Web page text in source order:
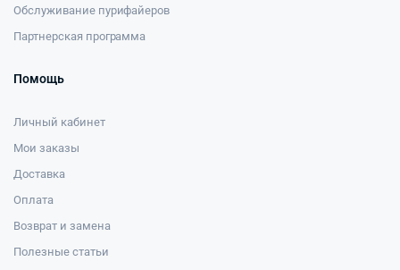
Обслуживание пурифайеров
Партнерская программа
Помощь
Личный кабинет
Мои заказы
Доставка
Оплата
Возврат и замена
Полезные статьи